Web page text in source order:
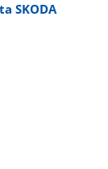
SKODA